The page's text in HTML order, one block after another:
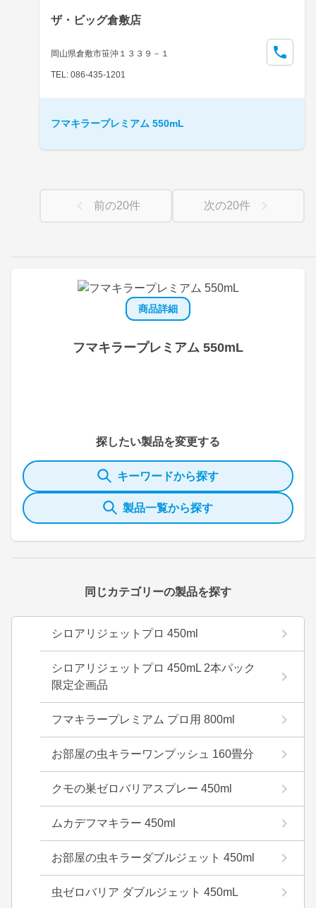
商品詳細
フマキラープレミアム 550mL
探したい製品を変更する
キーワードから探す
製品一覧から探す
同じカテゴリーの製品を探す
シロアリジェットプロ 450ml
シロアリジェットプロ 450mL 2本パック
限定企画品
フマキラープレミアム プロ用 800ml
お部屋の虫キラーワンプッシュ 160畳分
クモの巣ゼロバリアスプレー 450ml
ムカデフマキラー 450ml
お部屋の虫キラーダブルジェット 450ml
虫ゼロバリア ダブルジェット 450mL
ザ・ビッグ倉敷店
岡山県倉敷市笹沖１３３９－１
TEL: 086-435-1201
フマキラープレミアム 550mL
前の20件 次の20件